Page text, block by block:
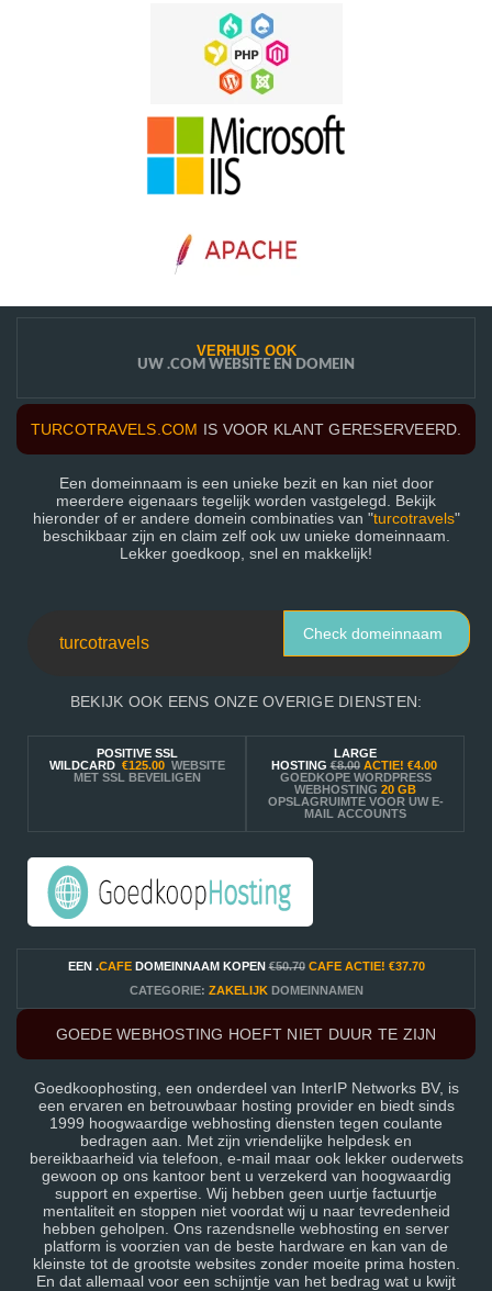
VERHUIS OOK
UW .COM WEBSITE EN DOMEIN
TURCOTRAVELS.COM IS VOOR KLANT GERESERVEERD.
Een domeinnaam is een unieke bezit en kan niet door
meerdere eigenaars tegelijk worden vastgelegd. Bekijk
hieronder of er andere domein combinaties van "turcotravels"
beschikbaar zijn en claim zelf ook uw unieke domeinnaam.
Lekker goedkoop, snel en makkelijk!
Check domeinnaam
BEKIJK OOK EENS ONZE OVERIGE DIENSTEN:
POSITIVE SSL
WILDCARD €125.00 WEBSITE
MET SSL BEVEILIGEN
LARGE
HOSTING €8.00 ACTIE! €4.00
GOEDKOPE WORDPRESS
WEBHOSTING 20 GB
OPSLAGRUIMTE VOOR UW E-
MAIL ACCOUNTS
EEN .CAFEDOMEINNAAM KOPEN €50.70 CAFE ACTIE! €37.70
CATEGORIE: ZAKELIJKDOMEINNAMEN
GOEDE WEBHOSTING HOEFT NIET DUUR TE ZIJN
Goedkoophosting, een onderdeel van InterIP Networks BV, is
een ervaren en betrouwbaar hosting provider en biedt sinds
1999 hoogwaardige webhosting diensten tegen coulante
bedragen aan. Met zijn vriendelijke helpdesk en
bereikbaarheid via telefoon, e-mail maar ook lekker ouderwets
gewoon op ons kantoor bent u verzekerd van hoogwaardig
support en expertise. Wij hebben geen uurtje factuurtje
mentaliteit en stoppen niet voordat wij u naar tevredenheid
hebben geholpen. Ons razendsnelle webhosting en server
platform is voorzien van de beste hardware en kan van de
kleinste tot de grootste websites zonder moeite prima hosten.
En dat allemaal voor een schijntje van het bedrag wat u kwijt